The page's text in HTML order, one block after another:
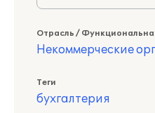
Отрасль /
Некоммерческие
Теги
бухгалтерия